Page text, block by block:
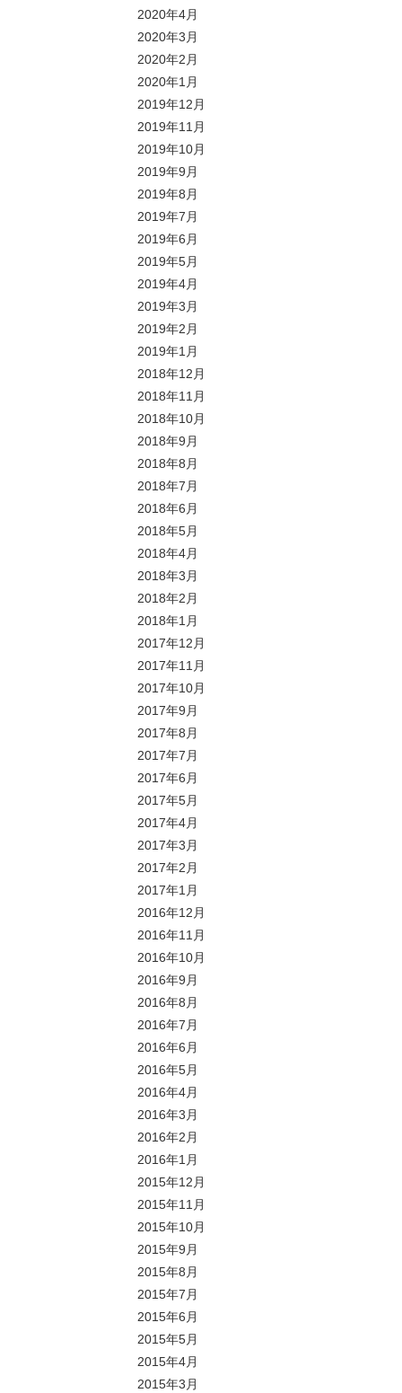
2020年4月
2020年3月
2020年2月
2020年1月
2019年12月
2019年11月
2019年10月
2019年9月
2019年8月
2019年7月
2019年6月
2019年5月
2019年4月
2019年3月
2019年2月
2019年1月
2018年12月
2018年11月
2018年10月
2018年9月
2018年8月
2018年7月
2018年6月
2018年5月
2018年4月
2018年3月
2018年2月
2018年1月
2017年12月
2017年11月
2017年10月
2017年9月
2017年8月
2017年7月
2017年6月
2017年5月
2017年4月
2017年3月
2017年2月
2017年1月
2016年12月
2016年11月
2016年10月
2016年9月
2016年8月
2016年7月
2016年6月
2016年5月
2016年4月
2016年3月
2016年2月
2016年1月
2015年12月
2015年11月
2015年10月
2015年9月
2015年8月
2015年7月
2015年6月
2015年5月
2015年4月
2015年3月